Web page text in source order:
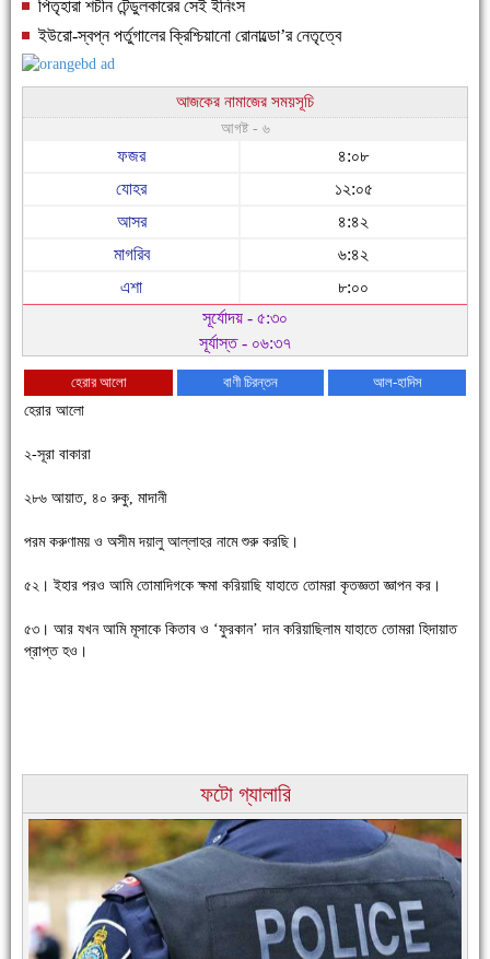
পিতৃহারা শচীন টেন্ডুলকারের সেই ইনিংস
ইউরো-স্বপ্ন পর্তুগালের ক্রিশ্চিয়ানো রোনাল্ডো’র নেতৃত্বে
আজকের নামাজের সময়সূচি
আগষ্ট - ৬
ফজর
৪:০৮
যোহর
১২:০৫
আসর
৪:৪২
মাগরিব
৬:৪২
এশা
৮:০০
সূর্যোদয় - ৫:৩০
সূর্যাস্ত - ০৬:৩৭
হেরার আলো বাণী চিরন্তন
আল-হাদিস
হেরার আলো
২-সূরা বাকারা
২৮৬ আয়াত, ৪০ রুকু, মাদানী
পরম করুণাময় ও অসীম দয়ালু আল্লাহর নামে শুরু করছি।
৫২। ইহার পরও আমি তোমাদিগকে ক্ষমা করিয়াছি যাহাতে তোমরা কৃতজ্ঞতা জ্ঞাপন কর।
৫৩। আর যখন আমি মূসাকে কিতাব ও ‘ফুরকান’ দান করিয়াছিলাম যাহাতে তোমরা হিদায়াত
প্রাপ্ত হও।
ফটো গ্যালারি
চাঁদপুরে উই-এর প্রথম নানা ধরনের পণ্যের সমারোহ
চাঁদপুরের মানুষ তাদের পুরোটা দিয়ে আমাকে আপন করে নিয়েছে